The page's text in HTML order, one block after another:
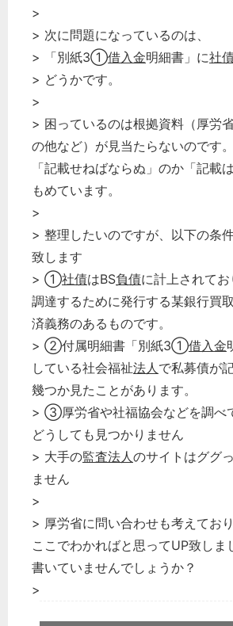
>
> 次に問題になっているのは、
> 「別紙3①借入金明細書」に社
> どうかです。
>
> 困っているのは根拠資料（厚労
の他など）が見当たらないのです
「記載せねばならぬ」のか「記載
もめています。
>
> 整理したいのですが、以下の条
致します
> ①社債はBS負債に計上されて
調達するために発行する某銀行買
済義務のあるものです。
> ②付属明細書「別紙3①借入金
している社会福祉法人で私募債が
幾つか見たことがあります。
> ③厚労省や社福協会などを調べ
どうしても見つかりません
> 大手の監査法人のサイトはググ
ません
>
> 厚労省に問い合わせも考えてお
ここでわかればと思ってUP致しま
書いていませんでしょうか？
>
どのカテゴリーに投稿し
選択してください
労務管理
税務経理
総務の給湯室
秘書のノウハウ
次へ